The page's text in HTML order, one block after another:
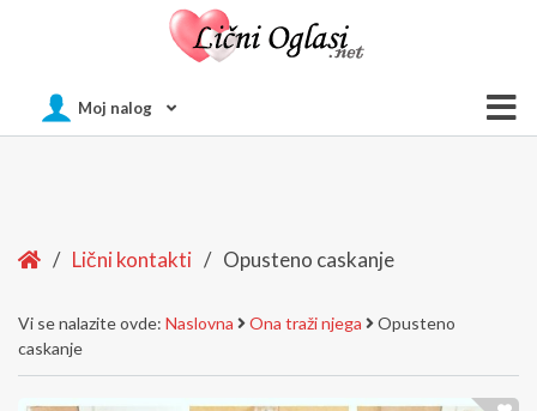
Moj nalog
Home
/ Lični kontakti / Opusteno caskanje
Vi se nalazite ovde: Naslovna Ona traži njega
Opusteno
caskanje